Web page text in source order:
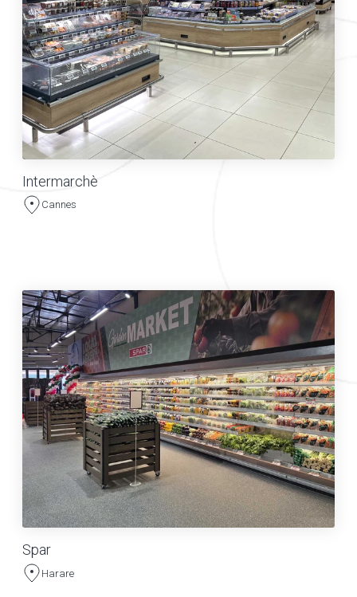
Intermarchè
Cannes
Spar
Harare